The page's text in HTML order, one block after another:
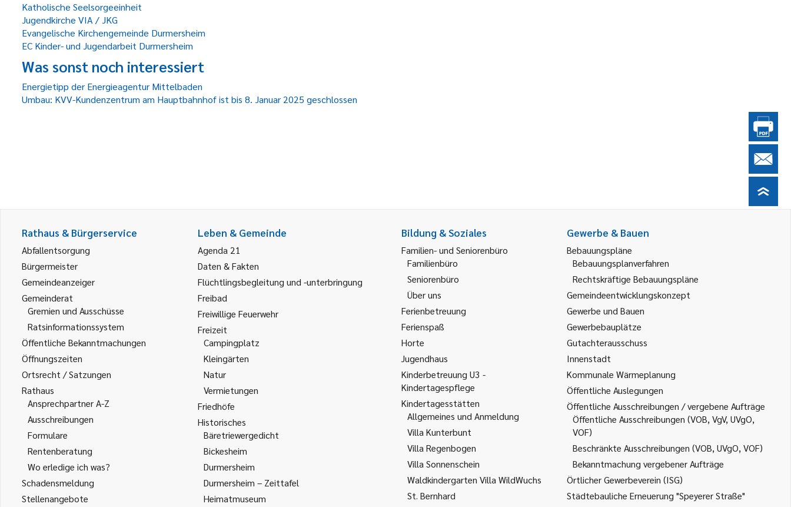
Katholische Seelsorgeeinheit
Jugendkirche VIA / JKG
Evangelische Kirchengemeinde Durmersheim
EC Kinder- und Jugendarbeit Durmersheim
Was sonst noch interessiert
Energietipp der Energieagentur Mittelbaden
Umbau: KVV-Kundenzentrum am Hauptbahnhof ist bis 8. Januar 2025 geschlossen
Rathaus & Bürgerservice
Abfallentsorgung
Bürgermeister
Gemeindeanzeiger
Gemeinderat
Gremien und Ausschüsse
Ratsinformationssystem
Öffentliche Bekanntmachungen
Öffnungszeiten
Ortsrecht / Satzungen
Rathaus
Ansprechpartner A-Z
Ausschreibungen
Formulare
Rentenberatung
Wo erledige ich was?
Schadensmeldung
Stellenangebote
Leben & Gemeinde
Agenda 21
Daten & Fakten
Flüchtlingsbegleitung und -unterbringung
Freibad
Freiwillige Feuerwehr
Freizeit
Campingplatz
Kleingärten
Natur
Vermietungen
Friedhöfe
Historisches
Bäretriewergedicht
Bickesheim
Durmersheim
Durmersheim – Zeittafel
Heimatmuseum
Bildung & Soziales
Familien- und Seniorenbüro
Familienbüro
Seniorenbüro
Über uns
Ferienbetreuung
Ferienspaß
Horte
Jugendhaus
Kinderbetreuung U3 -
Kindertagespflege
Kindertagesstätten
Allgemeines und Anmeldung
Villa Kunterbunt
Villa Regenbogen
Villa Sonnenschein
Waldkindergarten Villa WildWuchs
St. Bernhard
Gewerbe & Bauen
Bebauungspläne
Bebauungsplanverfahren
Rechtskräftige Bebauungspläne
Gemeindeentwicklungskonzept
Gewerbe und Bauen
Gewerbebauplätze
Gutachterausschuss
Innenstadt
Kommunale Wärmeplanung
Öffentliche Auslegungen
Öffentliche Ausschreibungen / vergebene Aufträge
Öffentliche Ausschreibungen (VOB, VgV, UVgO,
VOF)
Beschränkte Ausschreibungen (VOB, UVgO, VOF)
Bekanntmachung vergebener Aufträge
Örtlicher Gewerbeverein (ISG)
Städtebauliche Erneuerung "Speyerer Straße"